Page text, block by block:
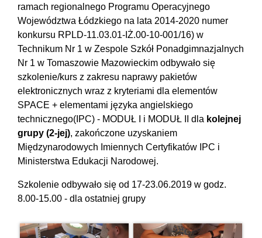
ramach regionalnego Programu Operacyjnego
Województwa Łódzkiego na lata 2014-2020 numer
konkursu RPLD-11.03.01-IŻ.00-10-001/16) w
Technikum Nr 1 w Zespole Szkół Ponadgimnazjalnych
Nr 1 w Tomaszowie Mazowieckim odbywało się
szkolenie/kurs z zakresu naprawy pakietów
elektronicznych wraz z kryteriami dla elementów
SPACE + elementami języka angielskiego
technicznego(IPC) - MODUŁ I i MODUŁ II dla kolejnej
grupy (2-jej), zakończone uzyskaniem
Międzynarodowych Imiennych Certyfikatów IPC i
Ministerstwa Edukacji Narodowej.
Szkolenie odbywało się od 17-23.06.2019 w godz.
8.00-15.00 - dla ostatniej grupy